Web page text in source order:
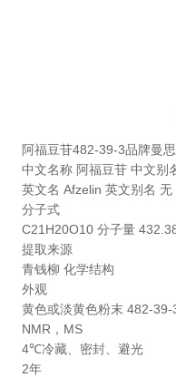
阿福豆苷482-39-3品牌曼
中文名称 阿福豆苷 中文别
英文名 Afzelin 英文别名 无
分子式
C21H20O10 分子量
提取来源
青钱柳 化学结构
外观
黄色或淡黄色粉末 482-39-
NMR，MS
4℃冷藏、密封、避光
2年